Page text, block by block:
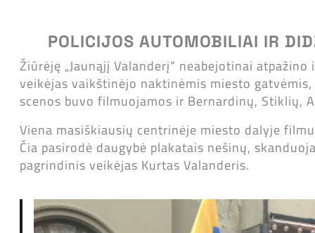
POLICIJOS AUTOMOBILIAI IR
Žiūrėję „Jaunąjį Valanderį“ neabejotinai
veikėjas vaikštinėjo naktinėmis miesto
scenos buvo filmuojamos ir Bernardinų, Stiklių,
Viena masiškiausių centrinėje miesto dalyje
Čia pasirodė daugybė plakatais nešinų,
pagrindinis veikėjas Kurtas Valanderis.